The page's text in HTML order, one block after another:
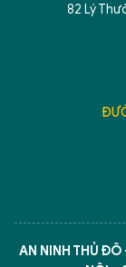
82 Lý
AN NINH THỦ